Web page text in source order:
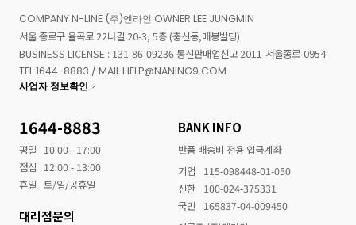
COMPANY N-LINE (주)엔라인 OWNER LEE JUNGMIN
서울 종로구 율곡로 22나길 20-3, 5층 (충신동,매봉빌딩)
BUSINESS LICENSE : 131-86-09236 통신판매업신고 2011-서울종로-0954
TEL 1644-8883 / MAIL HELP@NANING9.COM
사업자 정보확인
1644-8883
평일
10:00 - 17:00
점심
12:00 - 13:00
휴일 토/일/공휴일
대리점문의
BANK INFO
반품 배송비 전용 입금계좌
기업
115-098448-01-050
신한
100-024-375331
국민
165837-04-009450